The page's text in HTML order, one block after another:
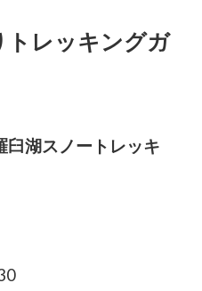
トレッキングガ
湖スノートレッキ